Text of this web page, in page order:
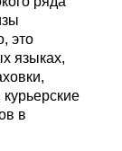
это
языках,
в